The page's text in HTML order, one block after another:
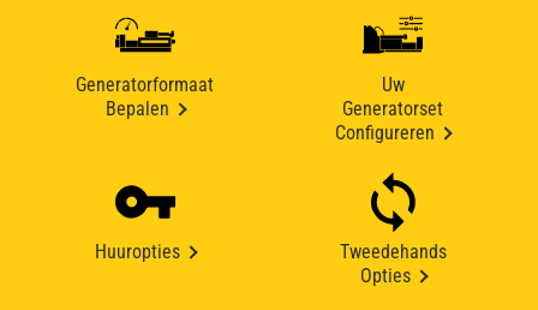
Generatorformaat
Bepalen
Uw
Generatorset
Configureren
Huuropties
Tweedehands
Opties